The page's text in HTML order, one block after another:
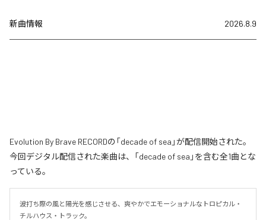
新曲情報 2026.8.9
Evolution By Brave RECORDの「decade of sea」が配信開始された。
今回デジタル配信された楽曲は、「decade of sea」を含む全1曲とな
っている。
波打ち際の風と陽光を感じさせる、爽やかでエモーショナルなトロピカル・
チルハウス・トラック。